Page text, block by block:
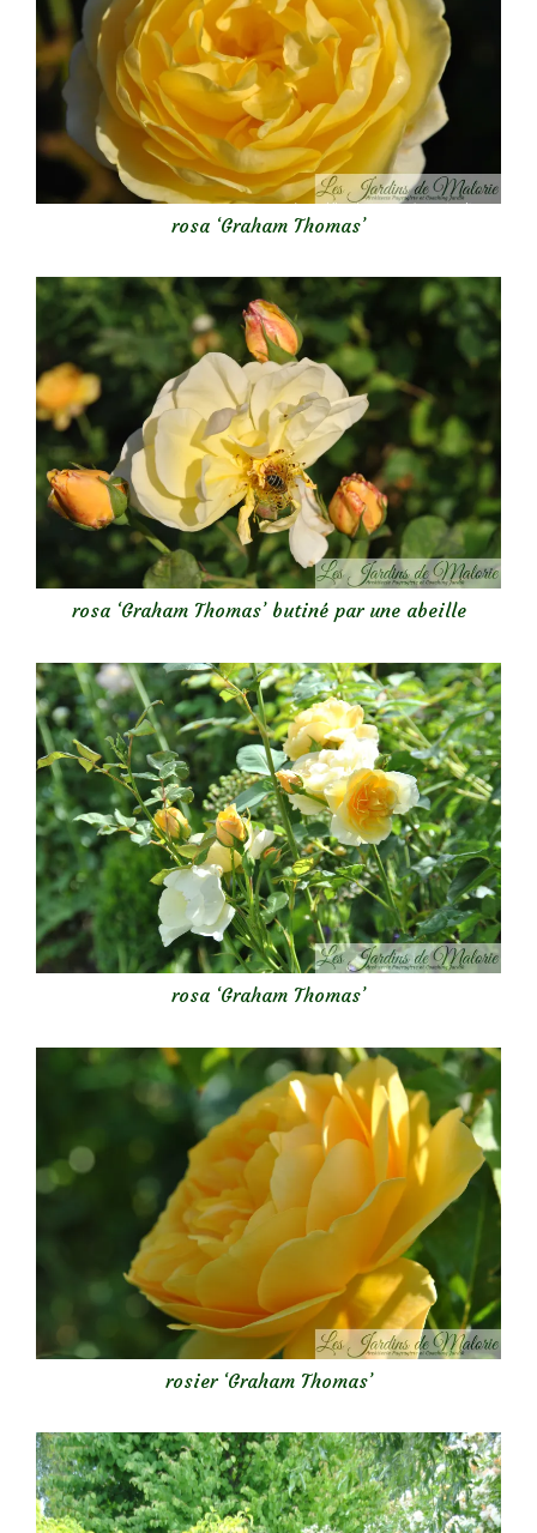
rosa ‘Graham Thomas’
rosa ‘Graham Thomas’ butiné par une abeille
rosa ‘Graham Thomas’
rosier ‘Graham Thomas’